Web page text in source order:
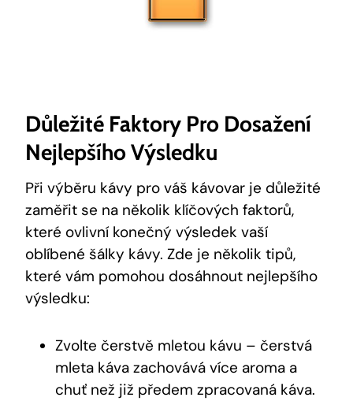
Důležité Faktory Pro Dosažení
Nejlepšího Výsledku
Při výběru kávy pro váš kávovar je důležité
zaměřit se na několik klíčových faktorů,
které ovlivní konečný výsledek vaší
oblíbené šálky kávy. Zde je několik tipů,
které vám pomohou dosáhnout nejlepšího
výsledku:
Zvolte čerstvě mletou kávu – čerstvá
mleta káva zachovává více aroma a
chuť než již předem zpracovaná káva.